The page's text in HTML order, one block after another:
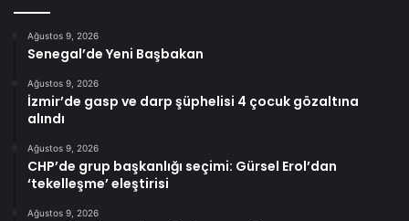
Ağustos 9, 2026
Senegal’de Yeni Başbakan
Ağustos 9, 2026
İzmir’de gasp ve darp şüphelisi 4 çocuk gözaltına
alındı
Ağustos 9, 2026
CHP’de grup başkanlığı seçimi: Gürsel Erol’dan
‘tekelleşme’ eleştirisi
Ağustos 9, 2026